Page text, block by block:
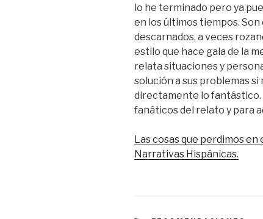
lo he terminado pero ya
en los últimos tiempos.
descarnados, a veces
estilo que hace gala de la
relata situaciones y
solución a sus problemas
directamente lo
fanáticos del relato y para
Las cosas que perdimos
Narrativas Hispánicas.